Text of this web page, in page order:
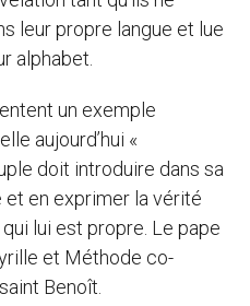
leur propre langue et lue
alphabet.
un exemple
aujourd’hui «
doit introduire dans sa
en exprimer la vérité
lui est propre. Le pape
et Méthode co-
Benoît.